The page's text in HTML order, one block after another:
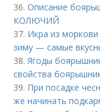
36.Описание
КОЛЮЧИЙ
37. Икра из
зиму — самые
38.Ягоды
свойства
39. При посадке
же начинать